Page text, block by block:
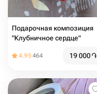
Подарочная композиция
"Клубничное сердце"
4.95464 19 000֏